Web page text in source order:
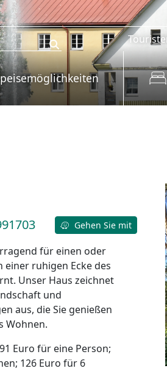
Gehen Sie mit
für einen oder
einer ruhigen Ecke des
Unser Haus zeichnet
und
aus, die Sie genießen
Wohnen.
Euro für eine Person;
126 Euro für 6